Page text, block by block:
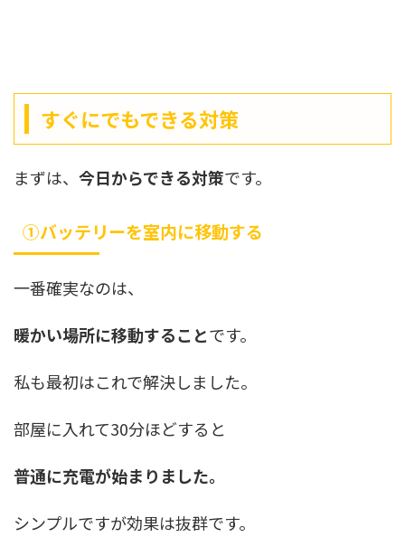
すぐにでもできる対策
まずは、 今日からできる対策です。
①バッテリーを室内に移動する
一番確実なのは、
暖かい場所に移動することです。
私も最初はこれで解決しました。
部屋に入れて30分ほどすると
普通に充電が始まりました。
シンプルですが効果は抜群です。